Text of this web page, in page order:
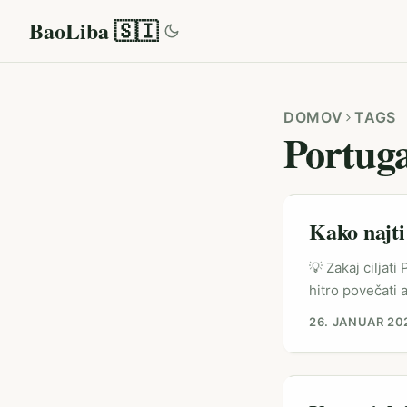
BaoLiba 🇸🇮
DOMOV TAGS
Kako
💡 Zakaj ciljati
hitro povečati
ponuja nekaj
pogovor.
viralne teme
26. JANUAR